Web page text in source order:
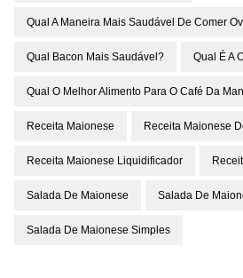
Qual A Maneira Mais Saudável De Comer
Qual Bacon Mais Saudável? Qual É A
Qual O Melhor Alimento Para O Café Da
Receita Maionese Receita Maionese
Receita Maionese Liquidificador
Salada De Maionese Salada De
Salada De Maionese Simples